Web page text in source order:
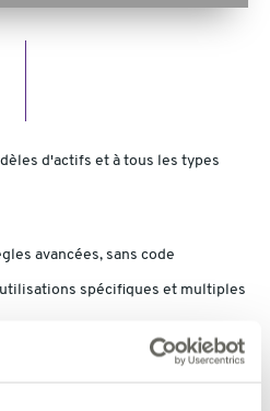
d'actifs et à tous les types
avancées, sans code
spécifiques et multiples